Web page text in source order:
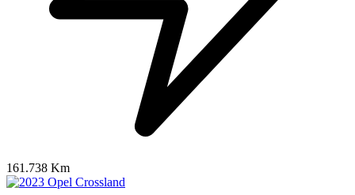
161.738 Km